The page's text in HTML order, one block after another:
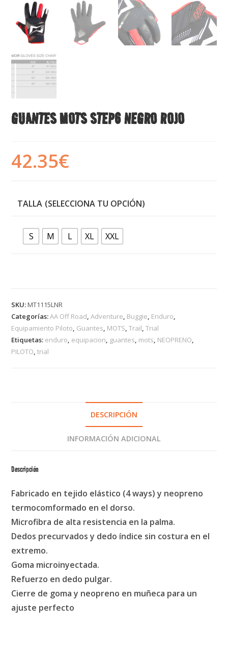
GUANTES MOTS STEP6 NEGRO ROJO
42.35€
TALLA
S M L XL XXL
SKU:MT1115LNR
Categorías:AA Off Road ,Adventure Buggie Enduro
Equipamiento Piloto Guantes MOTS ,Trail ,Trial
Etiquetas: enduro equipacion guantes mots NEOPRENO
PILOTO ,trial
DESCRIPCIÓN
INFORMACIÓN ADICIONAL
Descripción
Fabricado en tejido elástico (4 ways) y neopreno
termocomformado en el dorso.
Microfibra de alta resistencia en la palma.
Dedos precurvados y dedo índice sin costura en el
extremo.
Goma microinyectada.
Refuerzo en dedo pulgar.
Cierre de goma y neopreno en muñeca para un
ajuste perfecto